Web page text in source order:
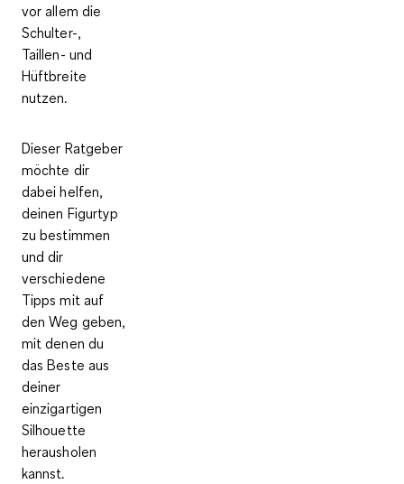
vor allem die
Schulter-,
Taillen- und
Hüftbreite
nutzen.
Dieser Ratgeber
möchte dir
dabei helfen,
deinen Figurtyp
zu bestimmen
und dir
verschiedene
Tipps mit auf
den Weg geben,
mit denen du
das Beste aus
deiner
einzigartigen
Silhouette
herausholen
kannst.